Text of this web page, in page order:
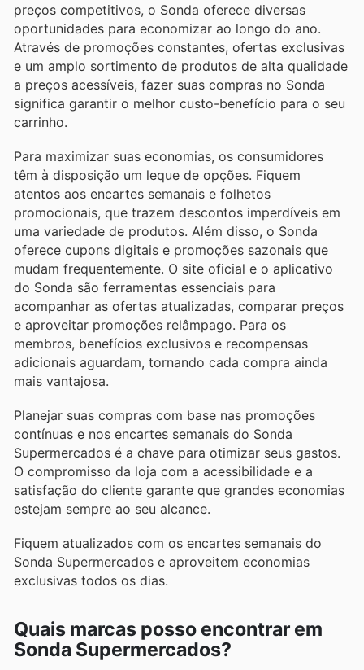
preços competitivos, o Sonda oferece diversas
oportunidades para economizar ao longo do ano.
Através de promoções constantes, ofertas exclusivas
e um amplo sortimento de produtos de alta qualidade
a preços acessíveis, fazer suas compras no Sonda
significa garantir o melhor custo-benefício para o seu
carrinho.
Para maximizar suas economias, os consumidores
têm à disposição um leque de opções. Fiquem
atentos aos encartes semanais e folhetos
promocionais, que trazem descontos imperdíveis em
uma variedade de produtos. Além disso, o Sonda
oferece cupons digitais e promoções sazonais que
mudam frequentemente. O site oficial e o aplicativo
do Sonda são ferramentas essenciais para
acompanhar as ofertas atualizadas, comparar preços
e aproveitar promoções relâmpago. Para os
membros, benefícios exclusivos e recompensas
adicionais aguardam, tornando cada compra ainda
mais vantajosa.
Planejar suas compras com base nas promoções
contínuas e nos encartes semanais do Sonda
Supermercados é a chave para otimizar seus gastos.
O compromisso da loja com a acessibilidade e a
satisfação do cliente garante que grandes economias
estejam sempre ao seu alcance.
Fiquem atualizados com os encartes semanais do
Sonda Supermercados e aproveitem economias
exclusivas todos os dias.
Quais marcas posso encontrar em
Sonda Supermercados?